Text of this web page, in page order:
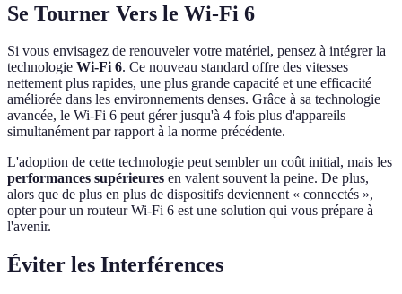
Se Tourner Vers le Wi-Fi 6
Si vous envisagez de renouveler votre matériel, pensez à intégrer la
technologie Wi-Fi 6. Ce nouveau standard offre des vitesses
nettement plus rapides, une plus grande capacité et une efficacité
améliorée dans les environnements denses. Grâce à sa technologie
avancée, le Wi-Fi 6 peut gérer jusqu'à 4 fois plus d'appareils
simultanément par rapport à la norme précédente.
L'adoption de cette technologie peut sembler un coût initial, mais les
performances supérieures en valent souvent la peine. De plus,
alors que de plus en plus de dispositifs deviennent « connectés »,
opter pour un routeur Wi-Fi 6 est une solution qui vous prépare à
l'avenir.
Éviter les Interférences